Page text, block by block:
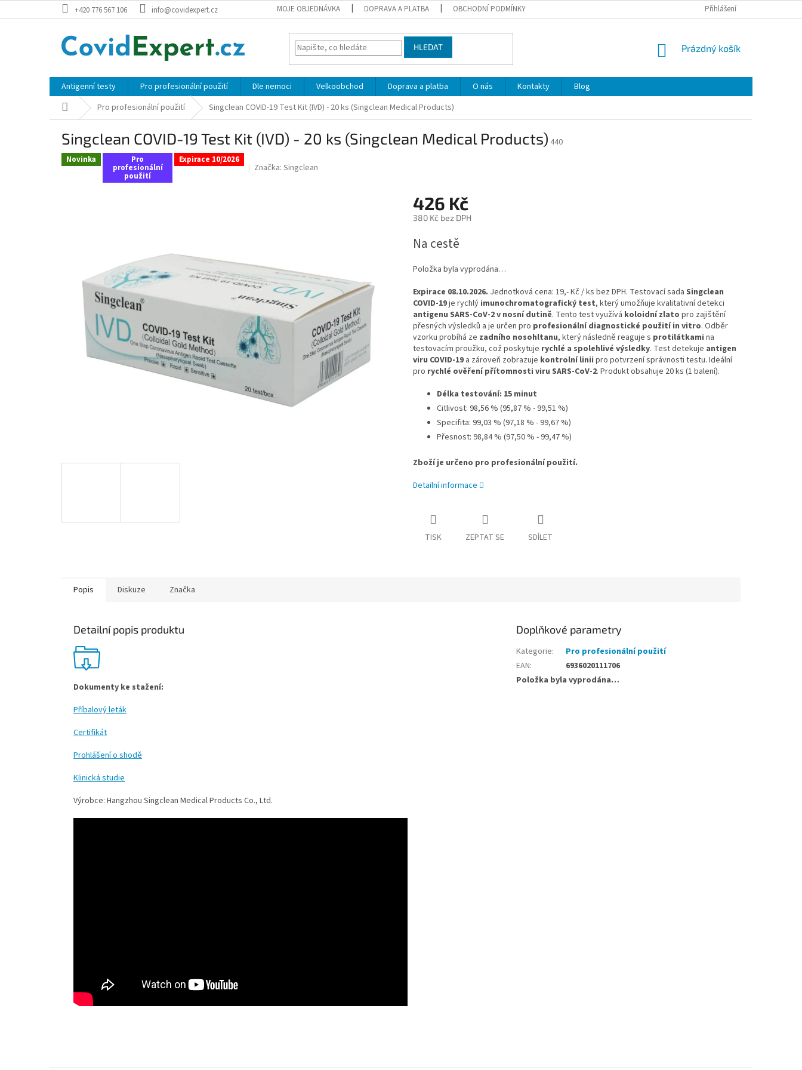
na
+420 776 567 106 info@covidexpert.cz MOJE OBJEDNÁVKA DOPRAVA A PLATBA OBCHODNÍ PODMÍNKY Přihlášení
HLEDAT
NÁKUPNÍ
Prázdný košík
Antigenní testy Pro profesionální použití Dle nemoci Velkoobchod Doprava a platba O nás Kontakty
Blog
Domů Pro profesionální použití Singclean COVID-19 Test Kit (IVD) - 20 ks (Singclean Medical Products)
Singclean COVID-19 Test Kit (IVD) - 20 ks (Singclean Medical Products) 440
Novinka Pro
profesionální
použití
Expirace 10/2026
Značka: Singclean
426 Kč
380 Kč bez DPH
cena:
Na cestě
Položka byla vyprodána…
Expirace 08.10.2026. Jednotková cena: 19,- Kč / ks bez DPH. Testovací sada Singclean
COVID-19je rychlý imunochromatografický test, který umožňuje kvalitativní detekci
antigenu SARS-CoV-2 v nosní dutině. Tento test využívá koloidní zlato pro zajištění
přesných výsledků a je určen pro profesionální diagnostické použití in vitro. Odběr
vzorku probíhá ze zadního nosohltanu, který následně reaguje s protilátkami na
testovacím proužku, což poskytuje rychlé a spolehlivé výsledky. Test detekuje antigen
viru COVID-19 a zároveň zobrazuje kontrolní linii pro potvrzení správnosti testu. Ideální
pro rychlé ověření přítomnosti viru SARS-CoV-2. Produkt obsahuje 20 ks (1 balení).
Délka testování: 15 minut
Citlivost: 98,56 % (95,87 % - 99,51 %)
Specifita: 99,03 % (97,18 % - 99,67 %)
Přesnost: 98,84 % (97,50 % - 99,47 %)
Zboží je určeno pro profesionální použití.
Detailní informace
TISK ZEPTAT SE SDÍLET
Popis Diskuze Značka
Detailní popis produktu
Dokumenty ke stažení:
Příbalový leták
Certifikát
Prohlášení o shodě
Klinická studie
Výrobce: Hangzhou Singclean Medical Products Co., Ltd.
Doplňkové parametry
Kategorie:
Pro profesionální použití
EAN:
6936020111706
Položka byla vyprodána…